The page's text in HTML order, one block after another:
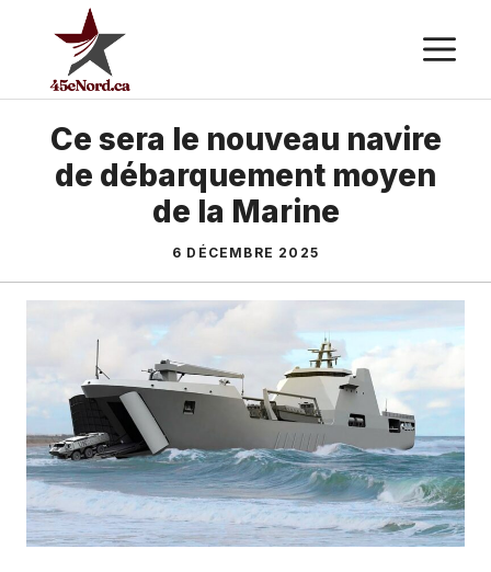
contenu
Ce sera le nouveau navire
de débarquement moyen
de la Marine
6 DÉCEMBRE 2025